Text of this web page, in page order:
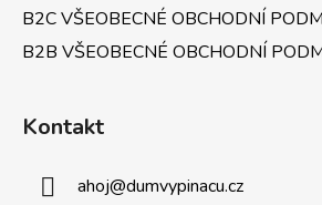
B2C VŠEOBECNÉ OBCHODNÍ
B2B VŠEOBECNÉ OBCHODNÍ
Kontakt
ahoj@dumvypinacu.cz